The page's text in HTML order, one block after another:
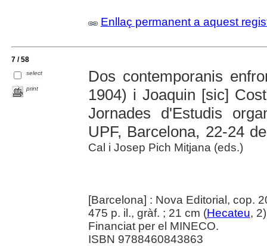
Enllaç permanent a aquest
7 / 58
select
print
Dos contemporanis
1904) i Joaquin [sic]
Jornades d'Estudis
UPF, Barcelona, 22-24
Cal i Josep Pich Mitjana (eds.)
[Barcelona] : Nova Editorial, cop.
475 p. il., gràf. ; 21 cm (Hecateu,
Financiat per el MINECO.
ISBN 9788460843863